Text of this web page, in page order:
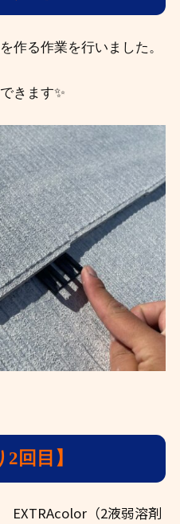
作る作業を行いました。
きます✨
回目】
EXTRAcolor（2液弱溶剤